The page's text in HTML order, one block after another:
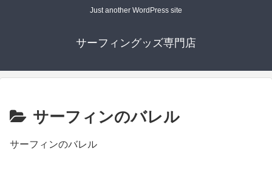
Just another WordPress site
サーフィングッズ専門店
サーフィンのバレル
サーフィンのバレル